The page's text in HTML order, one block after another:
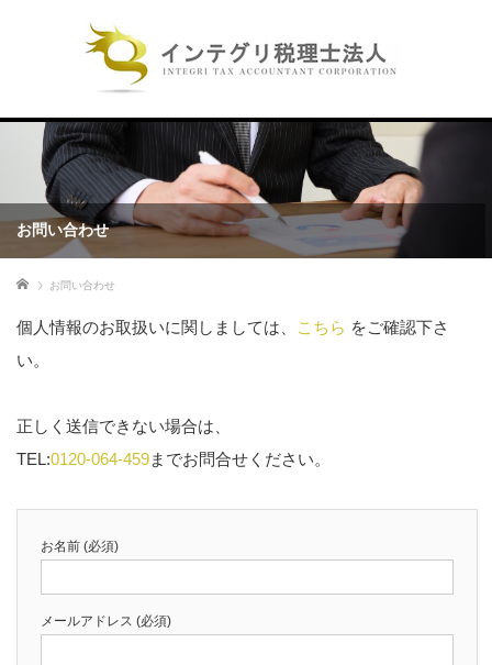
お問い合わせ
ホーム お問い合わせ
個人情報のお取扱いに関しましては、 こちら をご確認下さ
い。
正しく送信できない場合は、
TEL:0120-064-459までお問合せください。
お名前 (必須)
メールアドレス (必須)